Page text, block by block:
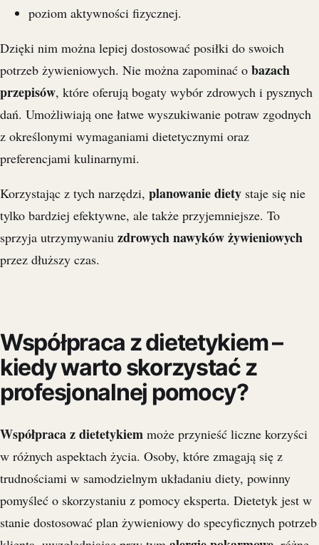
poziom aktywności fizycznej.
Dzięki nim można lepiej dostosować posiłki do swoich
potrzeb żywieniowych. Nie można zapominać o bazach
przepisów, które oferują bogaty wybór zdrowych i pysznych
dań. Umożliwiają one łatwe wyszukiwanie potraw zgodnych
z określonymi wymaganiami dietetycznymi oraz
preferencjami kulinarnymi.
Korzystając z tych narzędzi, planowanie diety staje się nie
tylko bardziej efektywne, ale także przyjemniejsze. To
sprzyja utrzymywaniu zdrowych nawyków żywieniowych
przez dłuższy czas.
Współpraca z dietetykiem –
kiedy warto skorzystać z
profesjonalnej pomocy?
Współpraca z dietetykiem może przynieść liczne korzyści
w różnych aspektach życia. Osoby, które zmagają się z
trudnościami w samodzielnym układaniu diety, powinny
pomyśleć o skorzystaniu z pomocy eksperta. Dietetyk jest w
stanie dostosować plan żywieniowy do specyficznych potrzeb